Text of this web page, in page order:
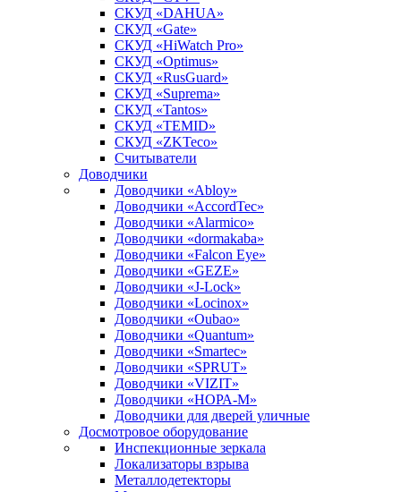
СКУД «DAHUA»
СКУД «Gate»
СКУД «HiWatch Pro»
СКУД «Optimus»
СКУД «RusGuard»
СКУД «Suprema»
СКУД «Tantos»
СКУД «TEMID»
СКУД «ZKTeco»
Считыватели
Доводчики
Доводчики «Abloy»
Доводчики «AccordTec»
Доводчики «Alarmico»
Доводчики «dormakaba»
Доводчики «Falcon Eye»
Доводчики «GEZE»
Доводчики «J-Lock»
Доводчики «Locinox»
Доводчики «Oubao»
Доводчики «Quantum»
Доводчики «Smartec»
Доводчики «SPRUT»
Доводчики «VIZIT»
Доводчики «НОРА-М»
Доводчики для дверей уличные
Досмотровое оборудование
Инспекционные зеркала
Локализаторы взрыва
Металлодетекторы